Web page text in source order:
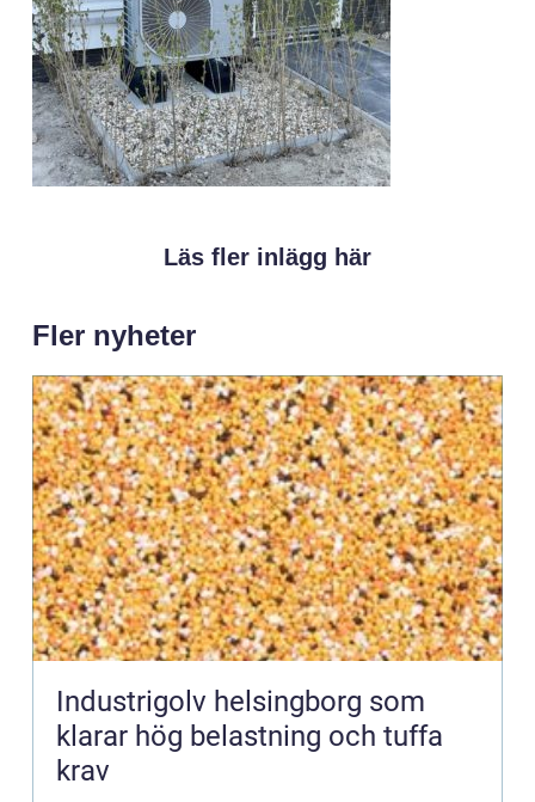
Läs fler inlägg här
Fler nyheter
Industrigolv helsingborg som
klarar hög belastning och tuffa
krav